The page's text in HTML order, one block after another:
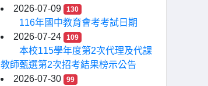
2026-07-09
130
116年國中教育會考考試日期
2026-07-24
109
本校115學年度第2次代理及代課
教師甄選第2次招考結果榜示公告
2026-07-30
99